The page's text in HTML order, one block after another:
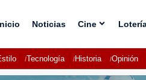
Noticias Cine
Tecnología Historia Opinión